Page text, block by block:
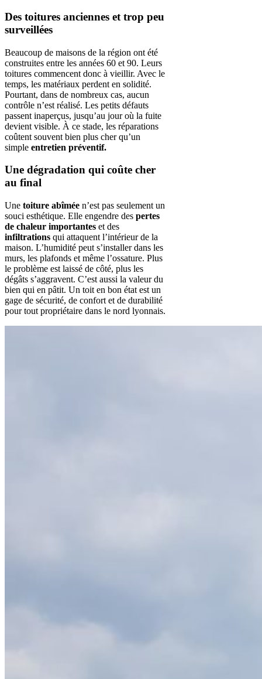
Des toitures anciennes et trop peu
surveillées
Beaucoup de maisons de la région ont été
construites entre les années 60 et 90. Leurs
toitures commencent donc à vieillir. Avec le
temps, les matériaux perdent en solidité.
Pourtant, dans de nombreux cas, aucun
contrôle n’est réalisé. Les petits défauts
passent inaperçus, jusqu’au jour où la fuite
devient visible. À ce stade, les réparations
coûtent souvent bien plus cher qu’un
simple entretien préventif.
Une dégradation qui coûte cher
au final
Une toiture abîmée n’est pas seulement un
souci esthétique. Elle engendre des pertes
de chaleur importantes et des
infiltrations qui attaquent l’intérieur de la
maison. L’humidité peut s’installer dans les
murs, les plafonds et même l’ossature. Plus
le problème est laissé de côté, plus les
dégâts s’aggravent. C’est aussi la valeur du
bien qui en pâtit. Un toit en bon état est un
gage de sécurité, de confort et de durabilité
pour tout propriétaire dans le nord lyonnais.